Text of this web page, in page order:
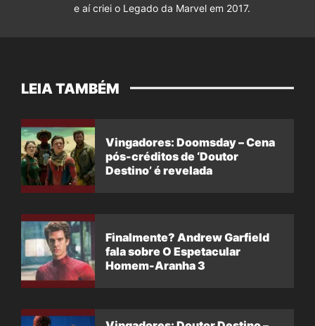
e aí criei o Legado da Marvel em 2017.
LEIA TAMBÉM
Vingadores: Doomsday – Cena
pós-créditos de ‘Doutor
Destino’ é revelada
Finalmente? Andrew Garfield
fala sobre O Espetacular
Homem-Aranha 3